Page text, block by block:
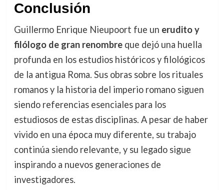
Conclusión
Guillermo Enrique Nieupoort fue un erudito y
filólogo de gran renombreque dejó una huella
profunda en los estudios históricos y filológicos
de la antigua Roma. Sus obras sobre los rituales
romanos y la historia del imperio romano siguen
siendo referencias esenciales para los
estudiosos de estas disciplinas. A pesar de haber
vivido en una época muy diferente, su trabajo
continúa siendo relevante, y su legado sigue
inspirando a nuevos generaciones de
investigadores.